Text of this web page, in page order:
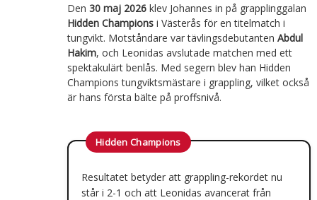
Den 30 maj 2026klev Johannes in på grapplinggalan
Hidden Championsi Västerås för en titelmatch i
tungvikt. Motståndare var tävlingsdebutanten Abdul
Hakim, och Leonidas avslutade matchen med ett
spektakulärt benlås. Med segern blev han Hidden
Champions tungviktsmästare i grappling, vilket också
är hans första bälte på proffsnivå.
Hidden Champions
Resultatet betyder att grappling-rekordet nu
står i 2-1 och att Leonidas avancerat från